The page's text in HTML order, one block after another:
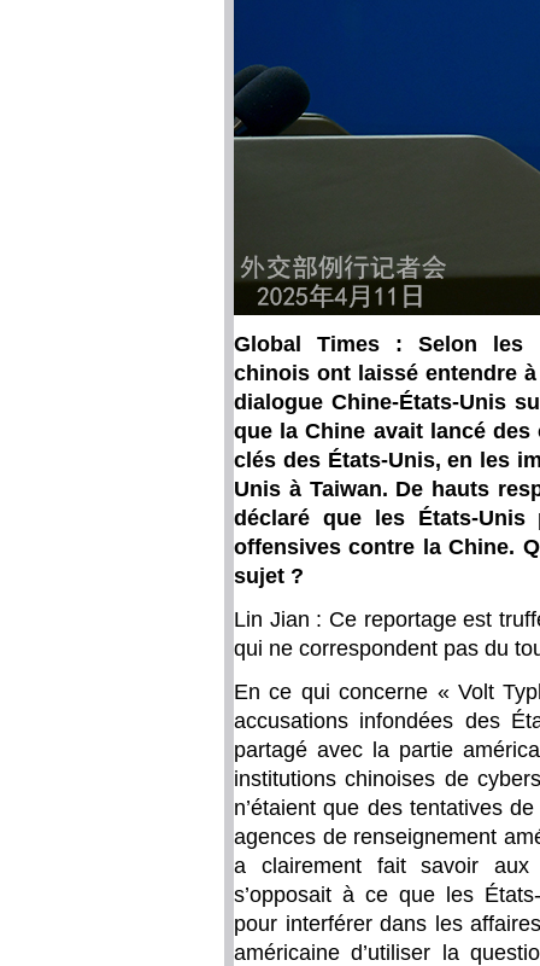
Global Times : Selon les
chinois ont laissé entendre
dialogue Chine-États-Unis
que la Chine avait lancé
clés des États-Unis, en les
Unis à Taiwan. De hauts
déclaré que les États-Unis
offensives contre la Chine.
sujet ?
Lin Jian : Ce reportage est
qui ne correspondent pas du
En ce qui concerne « Volt
accusations infondées des
partagé avec la partie
institutions chinoises de
n’étaient que des tentatives
agences de renseignement
a clairement fait savoir aux
s’opposait à ce que les
pour interférer dans les
américaine d’utiliser la